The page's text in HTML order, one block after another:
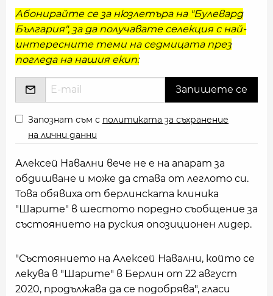
Абонирайте се за нюзлетъра на "Булевард
България", за да получавате селекция с най-
интересните теми на седмицата през
погледа на нашия екип:
Запознат съм с политиката за съхранение
на лични данни
Алексей Навални вече не е на апарат за
обдишване и може да става от леглото си.
Това обявиха от берлинската клиника
"Шарите" в шестото поредно съобщение за
състоянието на руския опозиционен лидер.
"Състоянието на Алексей Навални, който се
лекува в "Шарите" в Берлин от 22 август
2020, продължава да се подобрява", гласи